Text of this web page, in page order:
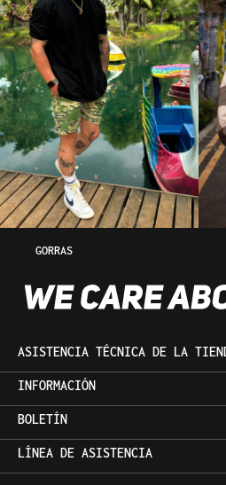
GORRAS
ASISTENCIA TÉCNICA DE LA
INFORMACIÓN
BOLETÍN
LÍNEA DE ASISTENCIA